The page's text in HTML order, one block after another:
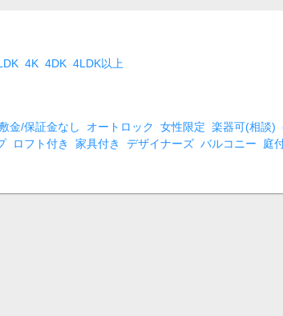
4K 4DK 4LDK以上
金/保証金なし オートロック 女性限定 楽器可(相談)
ロフト付き 家具付き デザイナーズ バルコニー 庭